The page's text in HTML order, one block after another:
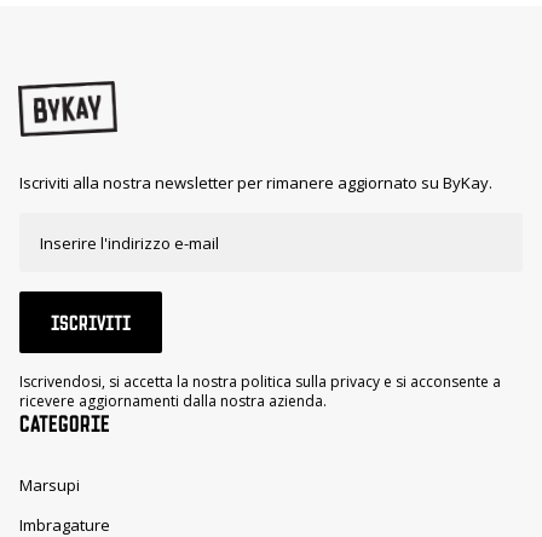
Iscriviti alla nostra newsletter per rimanere aggiornato su ByKay.
ISCRIVITI
Iscrivendosi, si accetta la nostra politica sulla privacy e si acconsente a
ricevere aggiornamenti dalla nostra azienda.
CATEGORIE
Marsupi
Imbragature